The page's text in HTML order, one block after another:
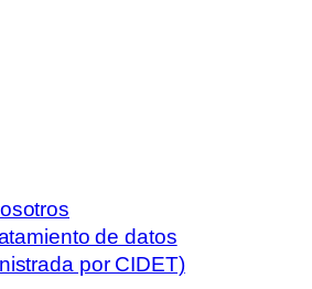
de datos
por CIDET)